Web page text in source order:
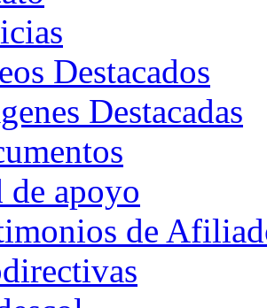
Destacados
Destacadas
de apoyo
de